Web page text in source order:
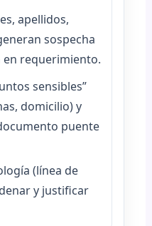
apellidos,
sospecha
en requerimiento.
sensibles”
domicilio) y
puente
(línea de
y justificar